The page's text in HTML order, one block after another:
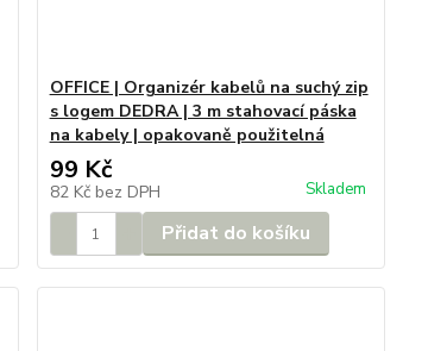
OFFICE | Organizér kabelů na suchý zip
s logem DEDRA | 3 m stahovací páska
na kabely | opakovaně použitelná
99 Kč
82 Kč bez DPH Skladem
Přidat do košíku